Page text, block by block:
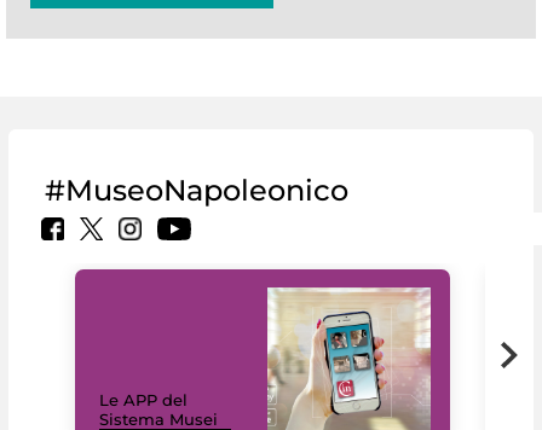
#MuseoNapoleonico
Le APP del
Sistema Musei